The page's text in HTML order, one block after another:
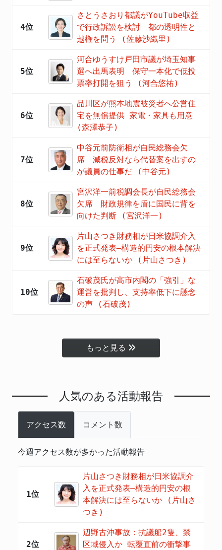
4位
さとうさおり都議がYouTube収益
で行政訴訟を検討 都の透明性と
越権を問う (佐藤沙織里)
5位
河合ゆうすけ戸田市議が埼玉知事
選へ出馬表明 保守一本化で低投
票率打開を狙う (河合悠祐)
6位
品川区が熊本地震被災者へ公営住
宅を無償提供 家電・家具も用意
(森澤恭子)
7位
中谷元前防衛相が自民総務会欠
席 減税反対なら代替案を出すの
が議員の仕事だ (中谷元)
8位
宮沢洋一前税調会長が自民総務会
欠席 財政規律を盾に国民に背を
向けた判断 (宮沢洋一)
9位
片山さつき財務相が日米協調介入
を正式発表―構造的円安の根本解決
には至らないか (片山さつき)
10位
石破茂氏が高市内閣の「強引」な
運営を批判し、支持率低下に懸念
の声 (石破茂)
もっと見る
人気のある活動報告
アクセス数 コメント数
今週アクセス数が多かった活動報告
1位
片山さつき財務相が日米協調介
入を正式発表―構造的円安の根
本解決には至らないか (片山さ
つき)
2位
辺野古沖事故：抗議船2隻、禁
区域侵入か 転覆直前の衝撃事